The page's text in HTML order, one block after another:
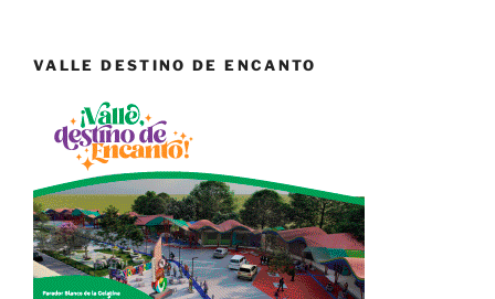
VALLE DESTINO DE ENCANTO